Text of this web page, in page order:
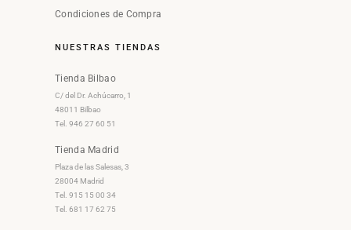
Condiciones de Compra
NUESTRAS TIENDAS
Tienda Bilbao
C/ del Dr. Achúcarro, 1
48011 Bilbao
Tel. 946 27 60 51
Tienda Madrid
Plaza de las Salesas, 3
28004 Madrid
Tel. 915 15 00 34
Tel. 681 17 62 75